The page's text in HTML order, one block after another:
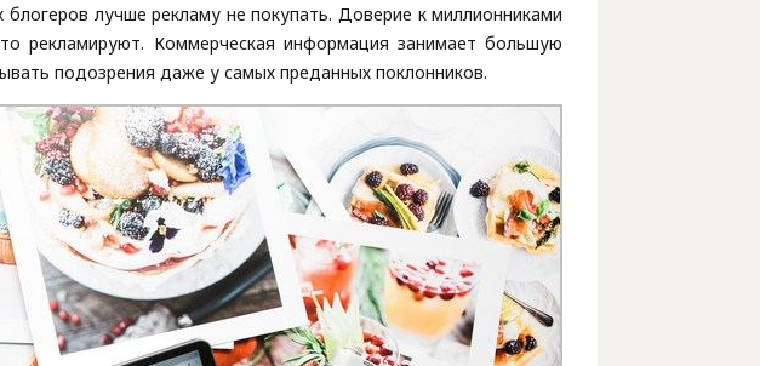
лучше рекламу не покупать. Доверие к миллионниками
рекламируют. Коммерческая информация занимает большую
подозрения даже у самых преданных поклонников.